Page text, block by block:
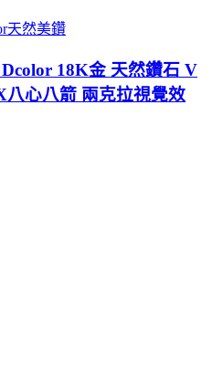
天然美鑽
18K金 天然鑽石 V
八心八箭 兩克拉視覺效